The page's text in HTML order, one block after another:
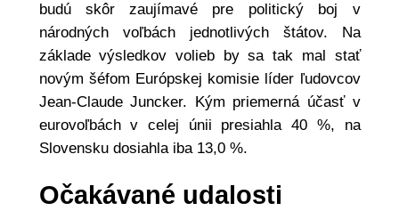
budú skôr zaujímavé pre politický boj v
národných voľbách jednotlivých štátov. Na
základe výsledkov volieb by sa tak mal stať
novým šéfom Európskej komisie líder ľudovcov
Jean-Claude Juncker. Kým priemerná účasť v
eurovoľbách v celej únii presiahla 40 %, na
Slovensku dosiahla iba 13,0 %.
Očakávané udalosti